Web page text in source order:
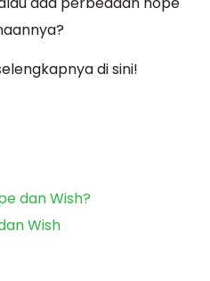
di sini!
dan Wish?
Wish